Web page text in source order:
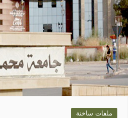
ملفات ساخنة